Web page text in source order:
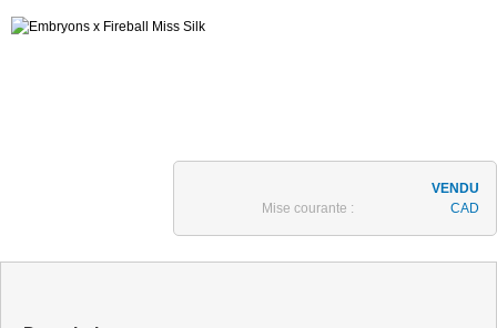
Mise courante : CAD